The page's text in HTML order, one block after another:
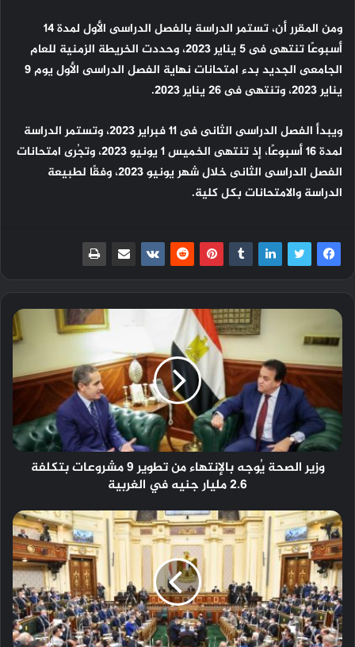
ومن المقرر أن، تستمر الدراسة بالفصل الدراسى الأول لمدة 14
أسبوعًا تنتهى فى 5 يناير 2023، وحددت الخريطة الزمنية للعام
الجامعى الجديد بدء امتحانات نهاية الفصل الدراسى الأول يوم 9
يناير 2023، وتنتهى فى 26 يناير 2023.
ويبدأ الفصل الدراسى الثانى فى 11 فبراير 2023، وتستمر الدراسة
لمدة 16 أسبوعًا، إذ تنتهى الخميس 1 يونيو 2023، وتجُرى امتحانات
الفصل الدراسى الثانى خلال شهر يونيو 2023، وفقًا لطبيعة
الدراسة والامتحانات بكل كلية.
وزير الصحة يُوجه بالإنتهاء من تطوير 9 مشروعات بتكلفة
2.6 مليار جنيه في الغربية